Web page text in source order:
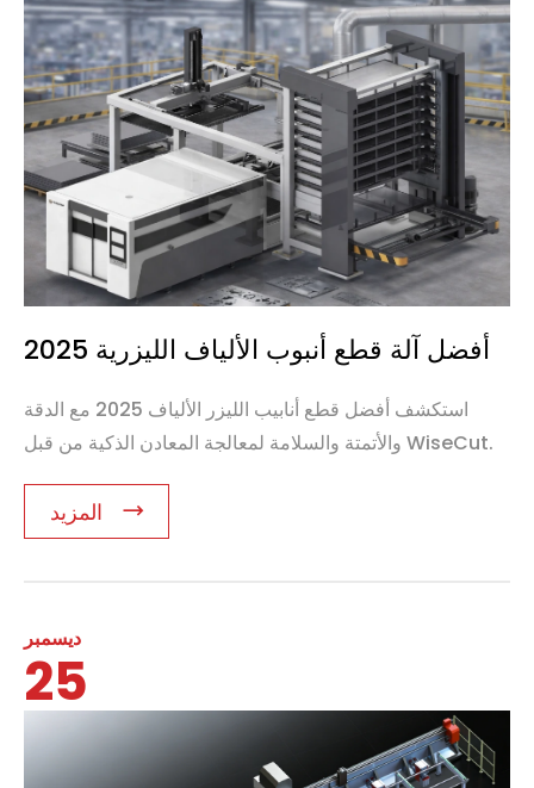
2025 أفضل آلة قطع أنبوب الألياف الليزرية
استكشف أفضل قطع أنابيب الليزر الألياف 2025 مع الدقة
والأتمتة والسلامة لمعالجة المعادن الذكية من قبل WiseCut.
المزيد
ديسمبر
25